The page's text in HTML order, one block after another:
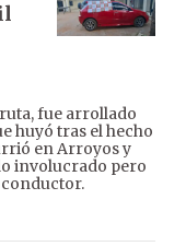
fue arrollado
huyó tras el hecho
en Arroyos y
involucrado pero